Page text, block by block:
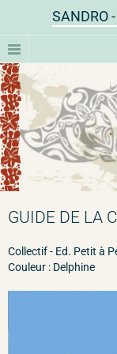
SANDRO
GUIDE DE LA
Collectif - Ed. Petit à
Couleur : Delphine